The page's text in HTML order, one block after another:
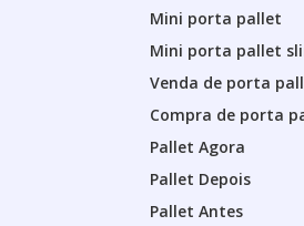
Mini porta pallet
Mini porta pallet
Venda de porta
Compra de porta
Pallet Agora
Pallet Depois
Pallet Antes